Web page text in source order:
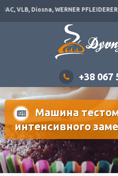
VLB, Diosna, WERNER
+38 067
Машина
интенсивного